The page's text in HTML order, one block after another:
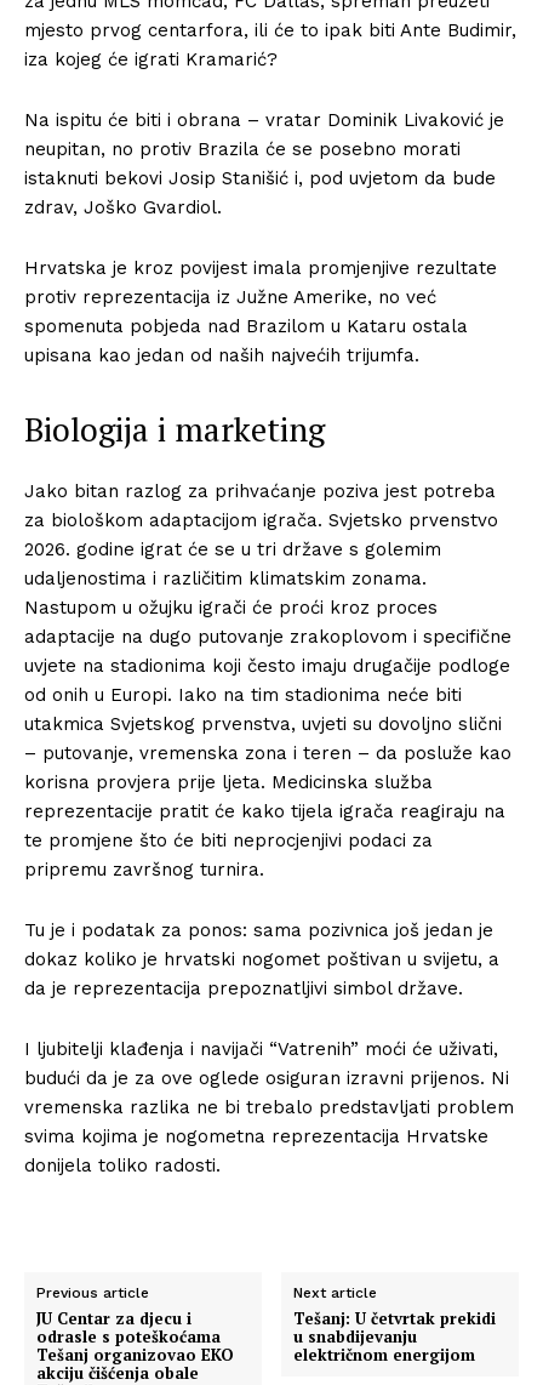
mjesto prvog centarfora, ili će to ipak biti Ante Budimir,
iza kojeg će igrati Kramarić?
Na ispitu će biti i obrana – vratar Dominik Livaković je
neupitan, no protiv Brazila će se posebno morati
istaknuti bekovi Josip Stanišić i, pod uvjetom da bude
zdrav, Joško Gvardiol.
Hrvatska je kroz povijest imala promjenjive rezultate
protiv reprezentacija iz Južne Amerike, no već
spomenuta pobjeda nad Brazilom u Kataru ostala
upisana kao jedan od naših najvećih trijumfa.
Biologija i marketing
Jako bitan razlog za prihvaćanje poziva jest potreba
za biološkom adaptacijom igrača. Svjetsko prvenstvo
2026. godine igrat će se u tri države s golemim
udaljenostima i različitim klimatskim zonama.
Nastupom u ožujku igrači će proći kroz proces
adaptacije na dugo putovanje zrakoplovom i specifične
uvjete na stadionima koji često imaju drugačije podloge
od onih u Europi. Iako na tim stadionima neće biti
utakmica Svjetskog prvenstva, uvjeti su dovoljno slični
– putovanje, vremenska zona i teren – da posluže kao
korisna provjera prije ljeta. Medicinska služba
reprezentacije pratit će kako tijela igrača reagiraju na
te promjene što će biti neprocjenjivi podaci za
pripremu završnog turnira.
Tu je i podatak za ponos: sama pozivnica još jedan je
dokaz koliko je hrvatski nogomet poštivan u svijetu, a
da je reprezentacija prepoznatljivi simbol države.
I ljubitelji klađenja i navijači “Vatrenih” moći će uživati,
budući da je za ove oglede osiguran izravni prijenos. Ni
vremenska razlika ne bi trebalo predstavljati problem
svima kojima je nogometna reprezentacija Hrvatske
donijela toliko radosti.
Previous article
JU Centar za djecu i
odrasle s poteškoćama
Tešanj organizovao EKO
akciju čišćenja obale
Next article
Tešanj: U četvrtak prekidi
u snabdijevanju
električnom energijom